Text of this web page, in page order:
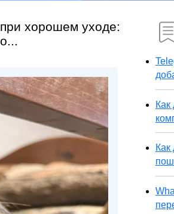
хорошем уходе: